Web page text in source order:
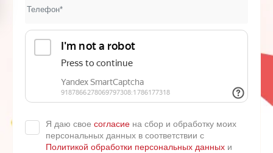
Я даю свое согласие на сбор и обработку моих
персональных данных в соответствии с
Политикой обработки персональных данных и